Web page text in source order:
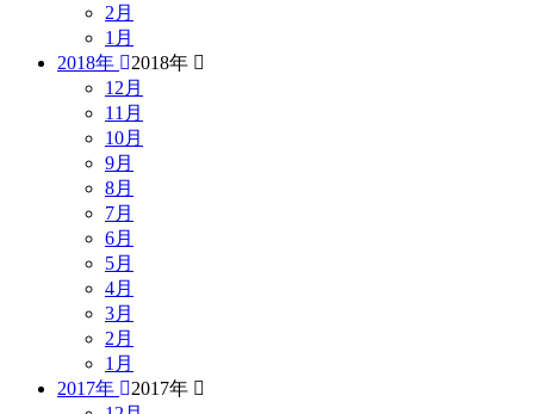
2月
1月
2018年
2018年
12月
11月
10月
9月
8月
7月
6月
5月
4月
3月
2月
1月
2017年
2017年